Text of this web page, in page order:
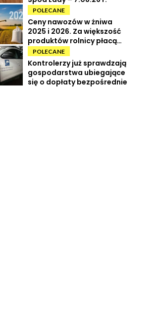
POLECANE
Ceny nawozów w żniwa
2025 i 2026. Za większość
produktów rolnicy płacą
więcej
POLECANE
Kontrolerzy już sprawdzają
gospodarstwa ubiegające
się o dopłaty bezpośrednie